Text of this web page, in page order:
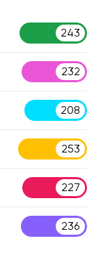
243
232
208
253
227
236